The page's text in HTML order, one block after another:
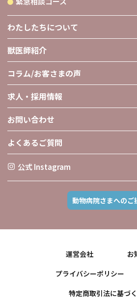
わたしたちについて
獣医師紹介
コラム/お客さまの声
求人・採用情報
お問い合わせ
よくあるご質問
公式 Instagram
動物病院さまへのご
運営会社
お
プライバシーポリシー
特定商取引法に基づ